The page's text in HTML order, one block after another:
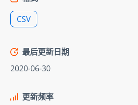
CSV
最后更新日期
2020-06-30
更新频率